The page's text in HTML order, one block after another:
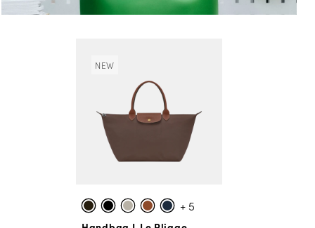
NEW
+ 5